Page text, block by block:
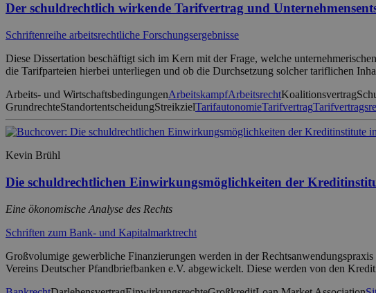
Der schuldrechtlich wirkende Tarifvertrag und
Schriftenreihe arbeitsrechtliche Forschungsergebnisse
Diese Dissertation beschäftigt sich im Kern mit der Frage, welche
die Tarifparteien hierbei unterliegen und ob die Durchsetzung solcher tariflichen
Arbeits- und WirtschaftsbedingungenArbeitskampfArbeitsrechtKoalitionsvertrag
GrundrechteStandortentscheidungStreikzielTarifautonomieTarifvertrag
Kevin Brühl
Die schuldrechtlichen Einwirkungsmöglichkeiten der
Eine ökonomische Analyse des Rechts
Schriften zum Bank- und Kapitalmarktrecht
Großvolumige gewerbliche Finanzierungen werden in der
Vereins Deutscher Pfandbriefbanken e.V. abgewickelt. Diese werden von den